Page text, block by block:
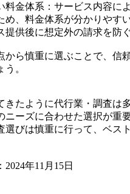
料金体系：サービス内容に
め、料金体系が分かりやす
提供後に想定外の請求を防
から慎重に選ぶことで、信
。
きたように代行業・調査は
ニーズに合わせた選択が重要
選びは慎重に行って、ベス
年11月15日